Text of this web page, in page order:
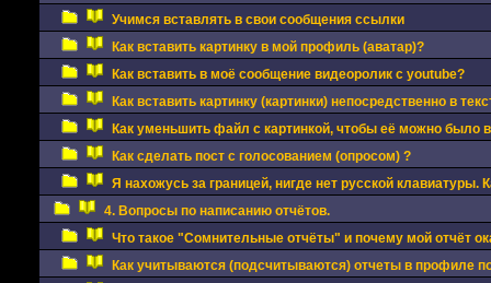
Учимся вставлять в свои сообщения ссылки
Как вставить картинку в мой профиль (аватар)?
Как вставить в моё сообщение видеоролик с youtube?
Как вставить картинку (картинки) непосредственно в
Как уменьшить файл с картинкой, чтобы её можно было
Как сделать пост с голосованием (опросом) ?
Я нахожусь за границей, нигде нет русской клавиатуры.
4. Вопросы по написанию отчётов.
Что такое "Сомнительные отчёты" и почему мой отчёт
Как учитываются (подсчитываются) отчеты в профиле